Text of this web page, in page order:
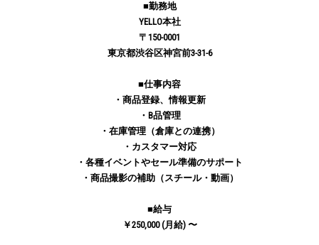
■️勤務地
YELLO本社
〒150-0001
東京都渋谷区神宮前3-31-6
■️仕事内容
・商品登録、情報更新
・B品管理
・在庫管理（倉庫との連携）
・カスタマー対応
・各種イベントやセール準備のサポート
・商品撮影の補助（スチール・動画）
■️給与
￥250,000 (月給) 〜